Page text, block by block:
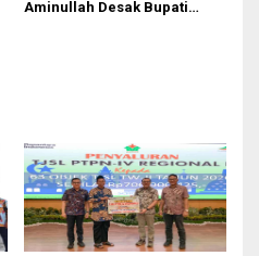
Aminullah Desak Bupati